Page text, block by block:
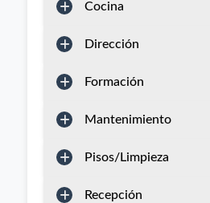
Cocina
Dirección
Formación
Mantenimiento
Pisos/Limpieza
Recepción